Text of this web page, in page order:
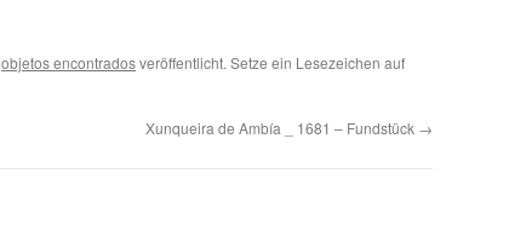
objetos encontradosveröffentlicht. Setze ein Lesezeichen auf
Xunqueira de Ambía _ 1681 – Fundstück →